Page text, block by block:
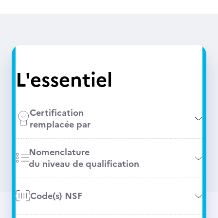
L'essentiel
Certification
remplacée par
Nomenclature
du niveau de qualification
Code(s) NSF